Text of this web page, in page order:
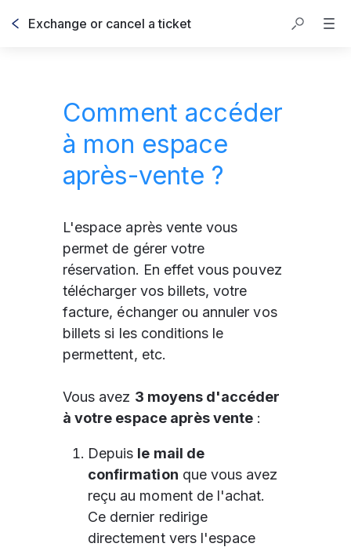
Exchange or cancel a ticket
Comment accéder
à mon espace
après-vente ?
L'espace après vente vous
permet de gérer votre
réservation. En effet vous pouvez
télécharger vos billets, votre
facture, échanger ou annuler vos
billets si les conditions le
permettent, etc.
Vous avez 3 moyens d'accéder
à votre espace après vente :
Depuis le mail de
confirmation que vous avez
reçu au moment de l'achat.
Ce dernier redirige
directement vers l'espace